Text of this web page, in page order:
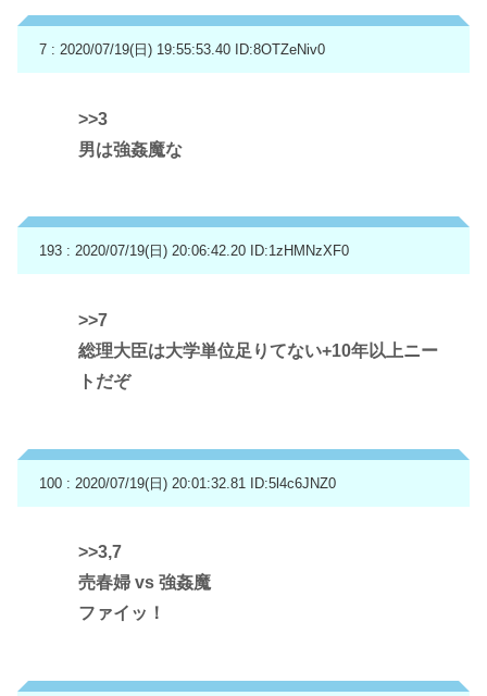
7 : 2020/07/19(日) 19:55:53.40 ID:8OTZeNiv0
>>3
男は強姦魔な
193 : 2020/07/19(日) 20:06:42.20 ID:1zHMNzXF0
>>7
総理大臣は大学単位足りてない+10年以上ニー
トだぞ
100 : 2020/07/19(日) 20:01:32.81 ID:5l4c6JNZ0
>>3,7
売春婦 vs 強姦魔
ファイッ！